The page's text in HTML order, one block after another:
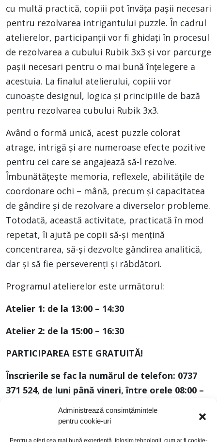
Administrează consimțămintele
pentru cookie-uri
Pentru a oferi cea mai bună experiență, folosim tehnologii, cum ar fi cookie-
cu multă practică, copiii pot învăța pașii necesari
pentru rezolvarea intrigantului puzzle. În cadrul
atelierelor, participanții vor fi ghidați în procesul
de rezolvarea a cubului Rubik 3x3 și vor parcurge
pașii necesari pentru o mai bună înțelegere a
acestuia. La finalul atelierului, copiii vor
cunoaște designul, logica și principiile de bază
pentru rezolvarea cubului Rubik 3x3.
Având o formă unică, acest puzzle colorat
atrage, intrigă și are numeroase efecte pozitive
pentru cei care se angajează să-l rezolve.
Îmbunătățește memoria, reflexele, abilitățile de
coordonare ochi – mână, precum și capacitatea
de gândire și de rezolvare a diverselor probleme.
Totodată, această activitate, practicată în mod
repetat, îi ajută pe copii să-și mențină
concentrarea, să-și dezvolte gândirea analitică,
dar și să fie perseverenți și răbdători.
Programul atelierelor este următorul:
Atelier 1: de la 13:00 – 14:30
Atelier 2: de la 15:00 – 16:30
PARTICIPAREA ESTE GRATUITĂ!
Înscrierile se fac la numărul de telefon: 0737
371 524, de luni până vineri, între orele 08:00 –
La un atelier pot participa maximum 15 copii.